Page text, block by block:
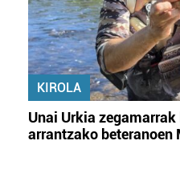
KIROLA
Unai Urkia
arrantzako beteranoen